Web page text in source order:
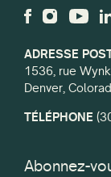
ADRESSE
1536, rue
Denver,
TÉLÉPHONE
Abonnez-